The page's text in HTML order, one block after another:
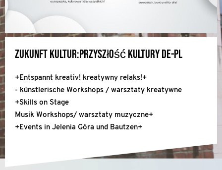
Zukunft Kultur:Przyszłość kultury DE-PL
+Entspannt kreativ! kreatywny relaks!+
- künstlerische Workshops / warsztaty kreatywne
+Skills on Stage
Musik Workshops/ warsztaty muzyczne+
+Events in Jelenia Góra und Bautzen+